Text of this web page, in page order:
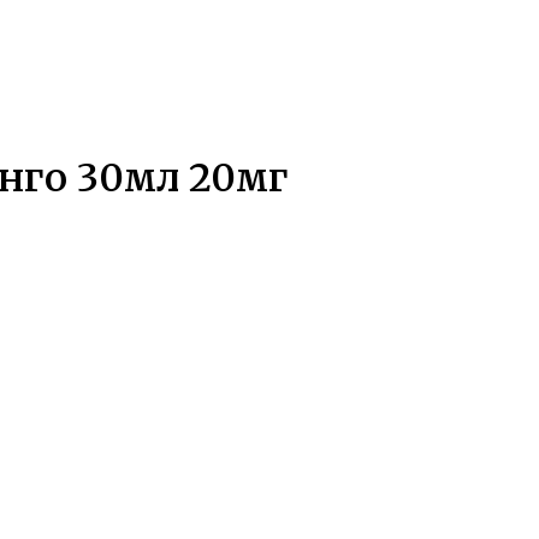
30мл 20мг